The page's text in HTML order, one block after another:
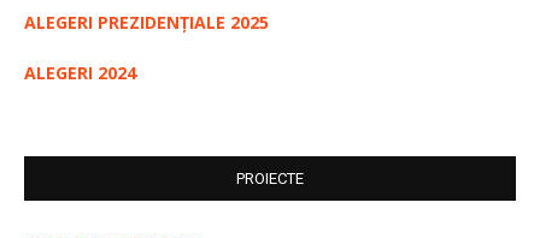
ALEGERI PREZIDENȚIALE 2025
ALEGERI 2024
PROIECTE